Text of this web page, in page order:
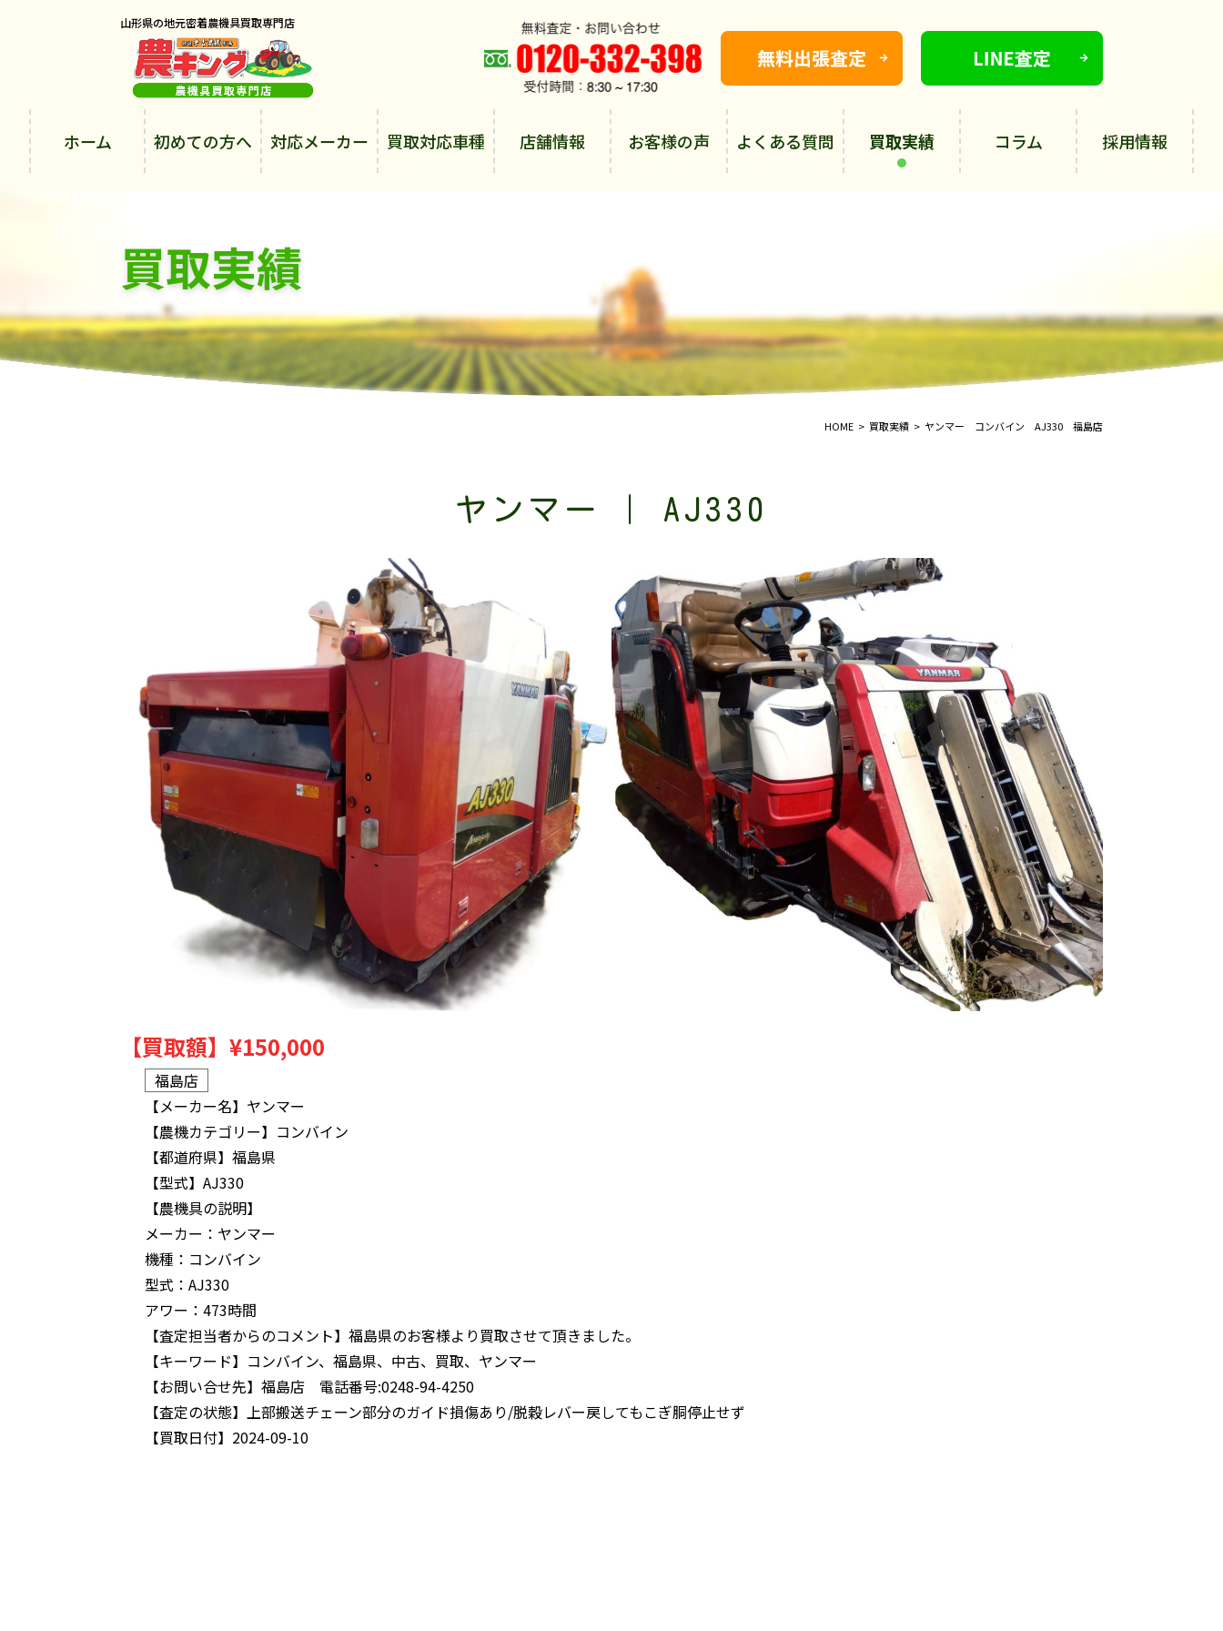
山形県の地元密着農機具買取専門店
ホーム 初めての方へ 対応メーカー 買取対応車種 店舗情報 お客様の声 よくある質問 買取実績 コラム 採用情報
買取実績
HOME 買取実績 ヤンマー コンバイン AJ330 福島店
ヤンマー | AJ330
【買取額】 ¥150,000
福島店
【メーカー名】 ヤンマー
【農機カテゴリー】 コンバイン
【都道府県】福島県
【型式】AJ330
【農機具の説明】
メーカー：ヤンマー
機種：コンバイン
型式：AJ330
アワー：473時間
【査定担当者からのコメント】福島県のお客様より買取させて頂きました。
【キーワード】 コンバイン、福島県、中古、買取、ヤンマー
【お問い合せ先】福島店 電話番号:0248-94-4250
【査定の状態】
上部搬送チェーン部分のガイド損傷あり/脱穀レバー戻してもこぎ胴停止せず
【買取日付】 2024-09-10